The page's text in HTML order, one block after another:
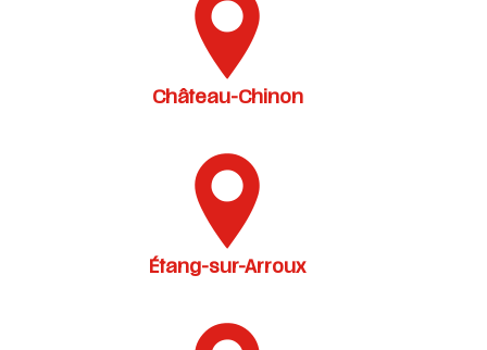
Château-Chinon
Étang-sur-Arroux